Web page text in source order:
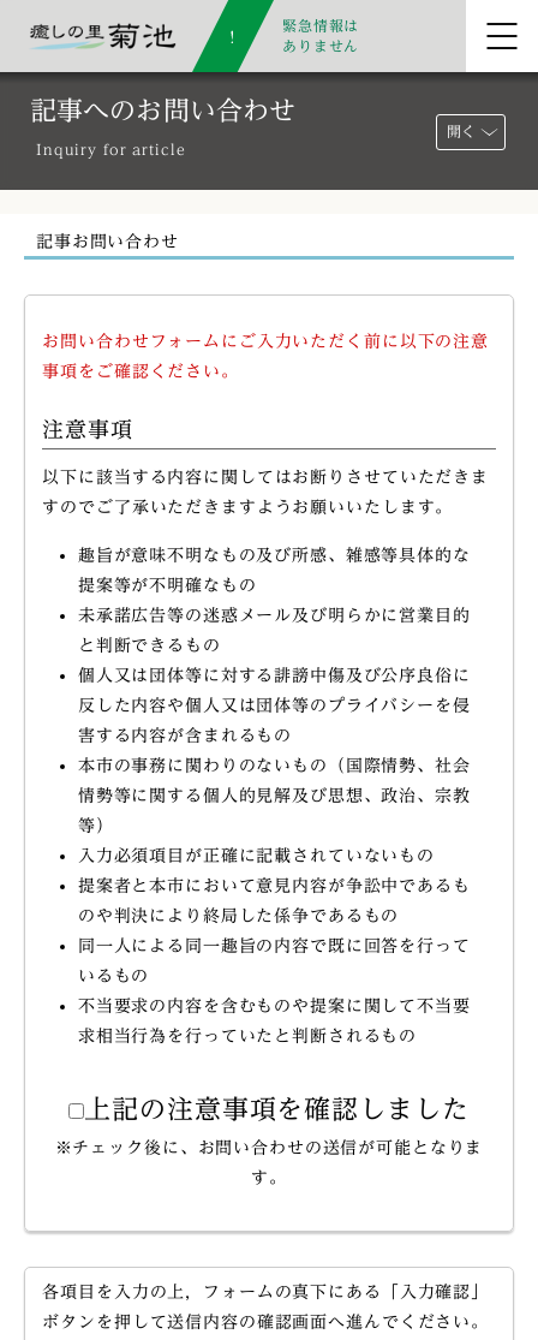
緊急情報は
ありません
記事へのお問い合わせ
Inquiry for article
開く
記事お問い合わせ
お問い合わせフォームにご入力いただく前に以下の注意
事項をご確認ください。
注意事項
以下に該当する内容に関してはお断りさせていただきま
すのでご了承いただきますようお願いいたします。
趣旨が意味不明なもの及び所感、雑感等具体的な
提案等が不明確なもの
未承諾広告等の迷惑メール及び明らかに営業目的
と判断できるもの
個人又は団体等に対する誹謗中傷及び公序良俗に
反した内容や個人又は団体等のプライバシーを侵
害する内容が含まれるもの
本市の事務に関わりのないもの（国際情勢、社会
情勢等に関する個人的見解及び思想、政治、宗教
等）
入力必須項目が正確に記載されていないもの
提案者と本市において意見内容が争訟中であるも
のや判決により終局した係争であるもの
同一人による同一趣旨の内容で既に回答を行って
いるもの
不当要求の内容を含むものや提案に関して不当要
求相当行為を行っていたと判断されるもの
上記の注意事項を確認しました
※チェック後に、お問い合わせの送信が可能となりま
す。
各項目を入力の上，フォームの真下にある「入力確認」
ボタンを押して送信内容の確認画面へ進んでください。